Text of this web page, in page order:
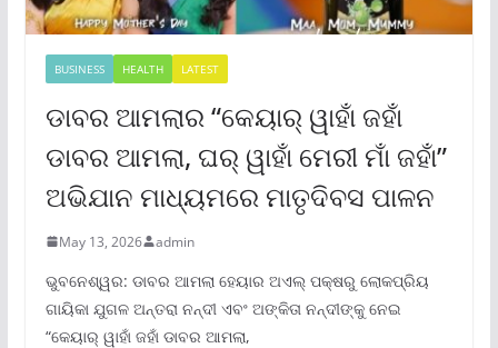
BUSINESS HEALTH LATEST
ଡାବର ଆମଲାର “କେୟାର୍ ୱାହାଁ ଜହାଁ
ଡାବର ଆମଲା, ଘର୍ ୱାହାଁ ମେରୀ ମାଁ ଜହାଁ”
ଅଭିଯାନ ମାଧ୍ୟମରେ ମାତୃଦିବସ ପାଳନ
May 13, 2026 admin
ଭୁବନେଶ୍ୱର: ଡାବର ଆମଲା ହେୟାର ଅଏଲ୍ ପକ୍ଷରୁ ଲୋକପ୍ରିୟ
ଗାୟିକା ଯୁଗଳ ଅନ୍ତରା ନନ୍ଦୀ ଏବଂ ଅଙ୍କିତା ନନ୍ଦୀଙ୍କୁ ନେଇ
“କେୟାର୍ ୱାହାଁ ଜହାଁ ଡାବର ଆମଲା,